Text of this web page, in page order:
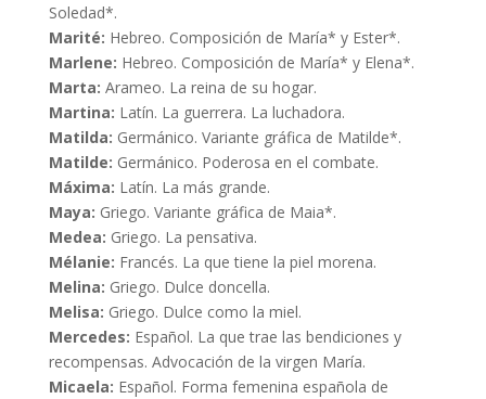
Soledad*.
Marité: Hebreo. Composición de María* y Ester*.
Marlene: Hebreo. Composición de María* y Elena*.
Marta: Arameo. La reina de su hogar.
Martina: Latín. La guerrera. La luchadora.
Matilda: Germánico. Variante gráfica de Matilde*.
Matilde: Germánico. Poderosa en el combate.
Máxima: Latín. La más grande.
Maya: Griego. Variante gráfica de Maia*.
Medea: Griego. La pensativa.
Mélanie: Francés. La que tiene la piel morena.
Melina: Griego. Dulce doncella.
Melisa: Griego. Dulce como la miel.
Mercedes: Español. La que trae las bendiciones y
recompensas. Advocación de la virgen María.
Micaela: Español. Forma femenina española de